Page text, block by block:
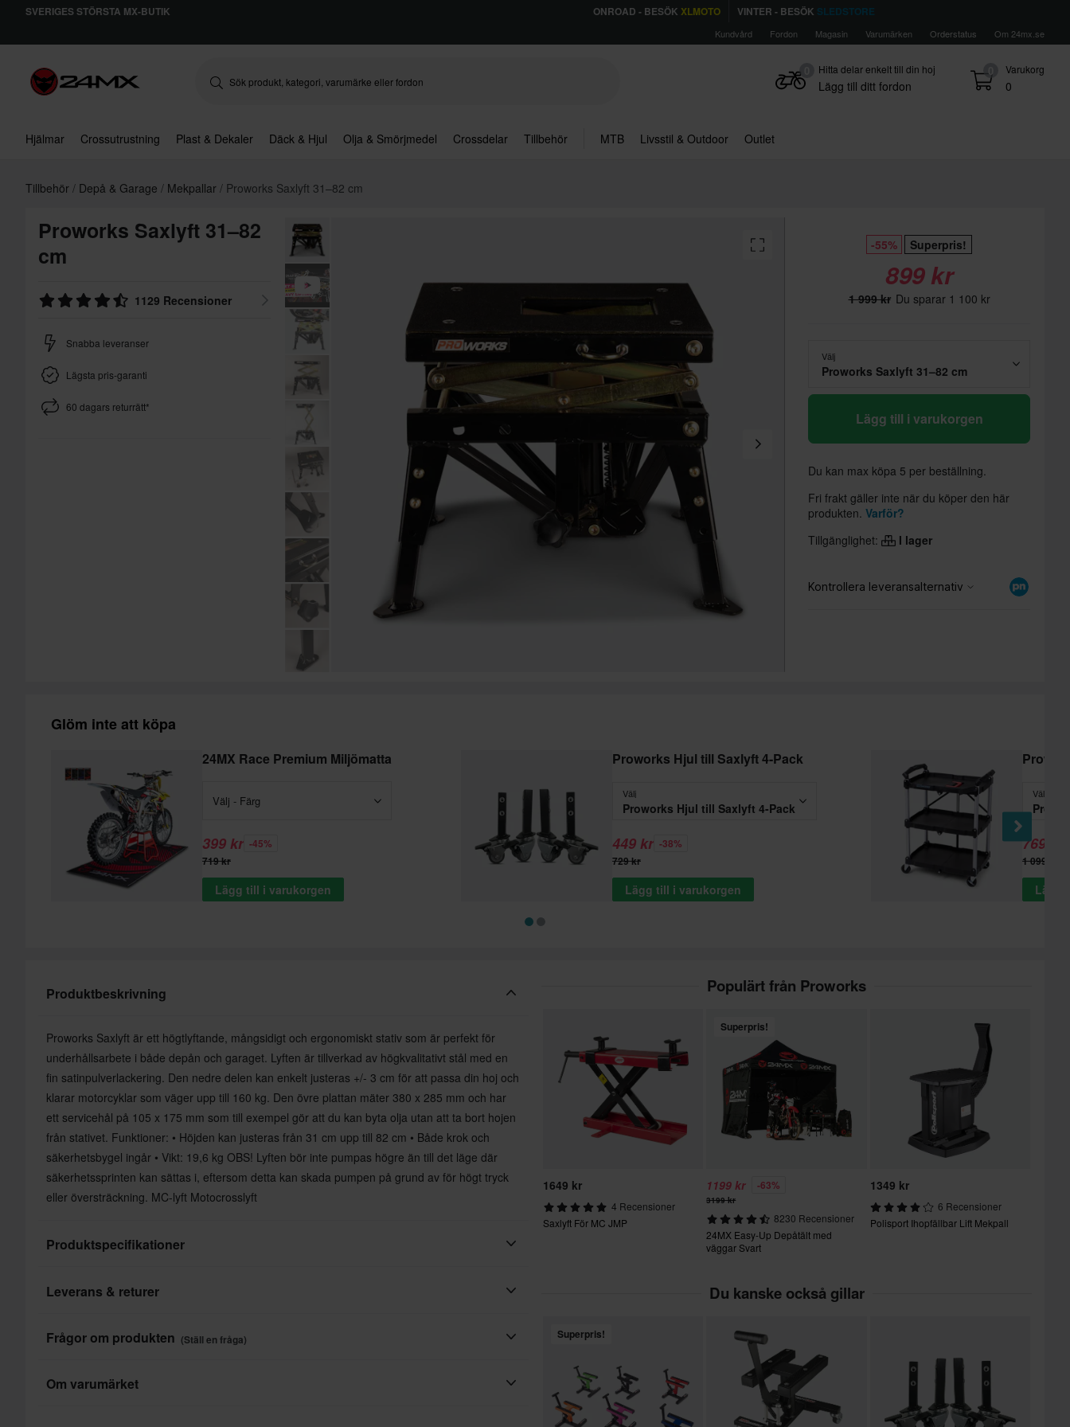
SVERIGES STÖRSTA MX-BUTIK ONROAD - BESÖK XLMOTO VINTER - BESÖK SLEDSTORE
Kundvård Fordon Magasin Varumärken Orderstatus Om 24mx.se
0 Varukorg
0
Hitta delar enkelt till din hoj
Lägg till ditt fordon
Hjälmar Crossutrustning Plast & Dekaler Däck & Hjul Olja & Smörjmedel Crossdelar Tillbehör MTB Livsstil & Outdoor Outlet
Tillbehör Depå & Garage Mekpallar Proworks Saxlyft 31–82 cm
Proworks Saxlyft 31–82
cm
1129 Recensioner
Snabba leveranser
Lägsta pris-garanti
60 dagars returrätt*
-55% Superpris!
899 kr
1 999 kr Du sparar 1 100 kr
Välj
Proworks Saxlyft 31–82 cm
Lägg till i varukorgen
Du kan max köpa 5 per beställning.
Fri frakt gäller inte när du köper den här
produkten. Varför?
Tillgänglighet:
I lager
Glöm inte att köpa
24MX Race Premium Miljömatta
Välj - Färg
399 kr -45%
719 kr
Lägg till i varukorgen
Proworks Hjul till Saxlyft 4-Pack
Välj
Proworks Hjul till Saxlyft 4-Pack
449 kr -38%
729 kr
Lägg till i varukorgen
Välj
769 kr
1 099 kr
Lägg
Produktbeskrivning
Proworks Saxlyft är ett högtlyftande, mångsidigt och ergonomiskt stativ som är perfekt för
underhållsarbete i både depån och garaget. Lyften är tillverkad av högkvalitativt stål med en
fin satinpulverlackering. Den nedre delen kan enkelt justeras +/- 3 cm för att passa din hoj och
klarar motorcyklar som väger upp till 160 kg. Den övre plattan mäter 380 x 285 mm och har
ett servicehål på 105 x 175 mm som till exempel gör att du kan byta olja utan att ta bort hojen
från stativet. Funktioner: • Höjden kan justeras från 31 cm upp till 82 cm • Både krok och
säkerhetsbygel ingår • Vikt: 19,6 kg OBS! Lyften bör inte pumpas högre än till det läge där
säkerhetssprinten kan sättas i, eftersom detta kan skada pumpen på grund av för högt tryck
eller översträckning. MC-lyft Motocrosslyft
Produktspecifikationer
Varumärke
Paketmått
Leverans & returer
Snabba leveranser
produkter så snabbt som möjligt!
Frågor om produkten (Ställ en fråga)
Ställ en fråga
Om varumärket
Populärt från Proworks
1649 kr
4 Recensioner
Saxlyft För MC JMP
Superpris!
1199 kr -63%
3199 kr
8230 Recensioner
24MX Easy-Up Depåtält med
väggar Svart
1349 kr
6 Recensioner
Polisport Ihopfällbar Lift Mekpall
Du kanske också gillar
Superpris!